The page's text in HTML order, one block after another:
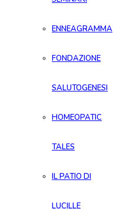
ENNEAGRAMMA
FONDAZIONE
SALUTOGENESI
HOMEOPATIC
TALES
IL PATIO DI
LUCILLE